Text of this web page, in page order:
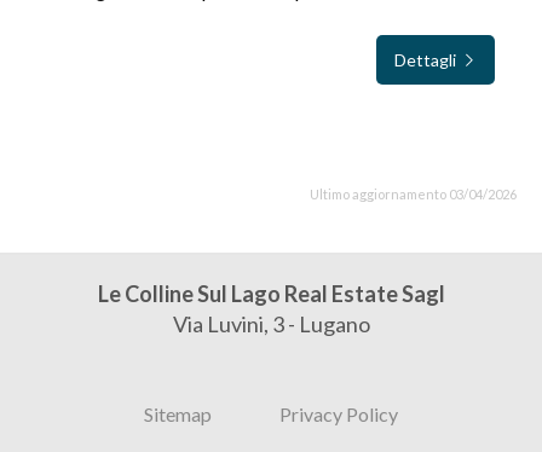
Dettagli
Ultimo aggiornamento 03/04/2026
Le Colline Sul Lago Real Estate Sagl
Via Luvini, 3 - Lugano
Sitemap Privacy Policy